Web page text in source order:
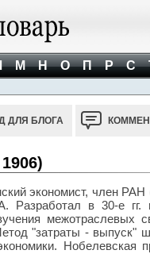
М Н О П Р С
ДЛЯ БЛОГА
экономист, член РАН
в 30-е гг.
межотраслевых
"затраты - выпуск"
Нобелевская